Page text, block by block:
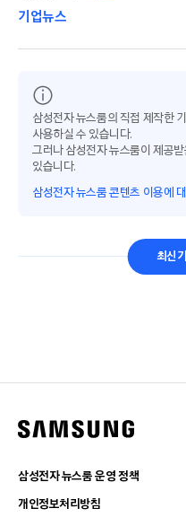
기업뉴스
삼성전자 뉴스룸의 직접 제작한
사용하실 수 있습니다.
그러나 삼성전자 뉴스룸이 제공
있습니다.
삼성전자 뉴스룸 콘텐츠 이용에
최신
삼성전자 뉴스룸 운영 정책
개인정보처리방침